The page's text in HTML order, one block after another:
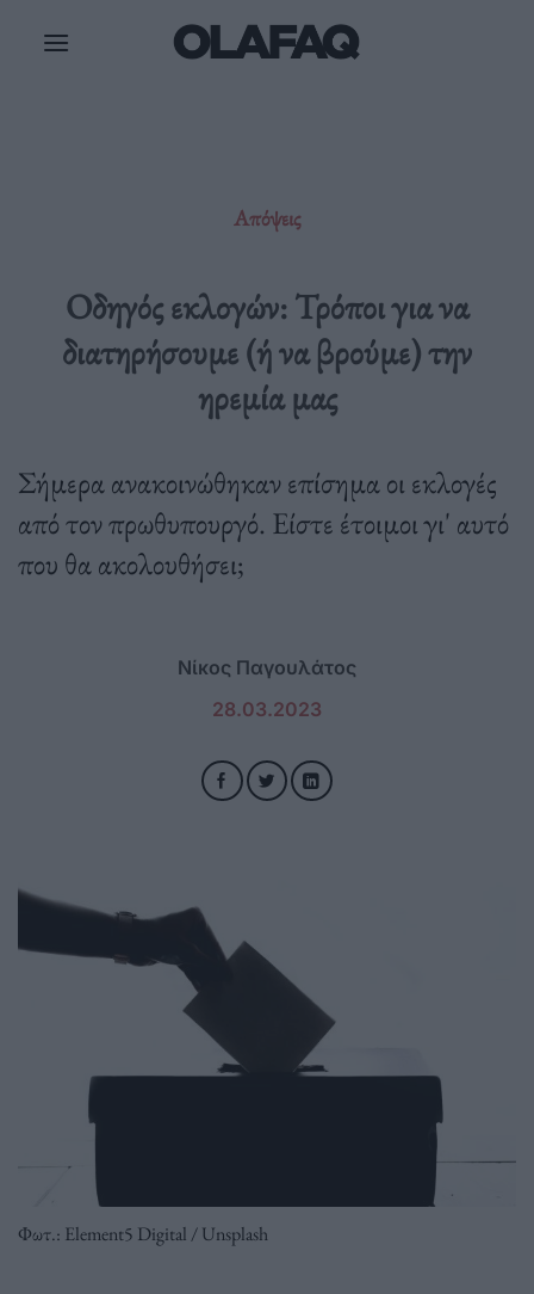
Απόψεις
Οδηγός εκλογών: Τρόποι για να
διατηρήσουμε (ή να βρούμε) την
ηρεμία μας
Σήμερα ανακοινώθηκαν επίσημα οι εκλογές
από τον πρωθυπουργό. Είστε έτοιμοι γι' αυτό
που θα ακολουθήσει;
Νίκος Παγουλάτος
28.03.2023
Φωτ.: Element5 Digital / Unsplash